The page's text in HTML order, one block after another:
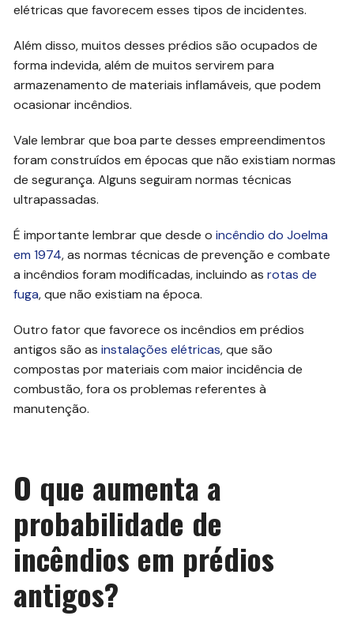
elétricas que favorecem esses tipos de incidentes.
Além disso, muitos desses prédios são ocupados de
forma indevida, além de muitos servirem para
armazenamento de materiais inflamáveis, que podem
ocasionar incêndios.
Vale lembrar que boa parte desses empreendimentos
foram construídos em épocas que não existiam normas
de segurança. Alguns seguiram normas técnicas
ultrapassadas.
É importante lembrar que desde oincêndio do Joelma
em 1974, as normas técnicas de prevenção e combate
a incêndios foram modificadas, incluindo asrotas de
fuga, que não existiam na época.
Outro fator que favorece os incêndios em prédios
antigos são asinstalações elétricas, que são
compostas por materiais com maior incidência de
combustão, fora os problemas referentes à
manutenção.
O que aumenta a
probabilidade de
incêndios em prédios
antigos?